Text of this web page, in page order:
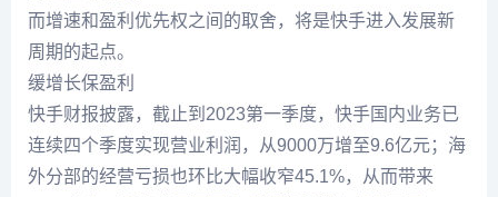
而增速和盈利优先权之间的取舍，将是快手进入发展新
周期的起点。
缓增长保盈利
快手财报披露，截止到2023第一季度，快手国内业务已
连续四个季度实现营业利润，从9000万增至9.6亿元；海
外分部的经营亏损也环比大幅收窄45.1%，从而带来